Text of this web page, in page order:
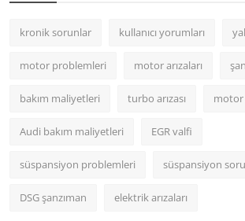
kronik sorunlar kullanıcı yorumları
motor problemleri motor arızaları
bakım maliyetleri turbo arızası motor
Audi bakım maliyetleri EGR valfi
süspansiyon problemleri süspansiyon
DSG şanzıman elektrik arızaları